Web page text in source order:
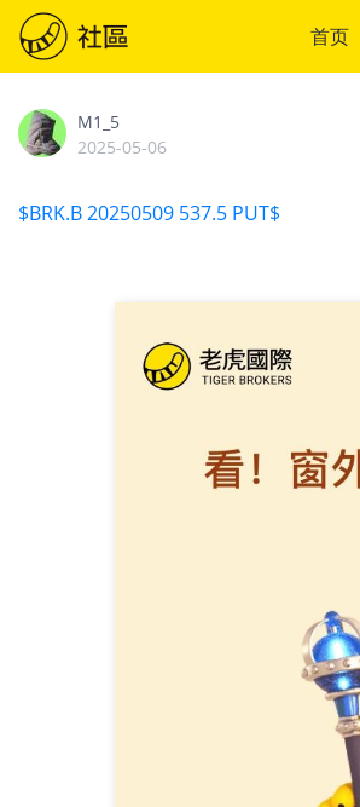
首页
M1_5
2025-05-06
$BRK.B 20250509 537.5 PUT$